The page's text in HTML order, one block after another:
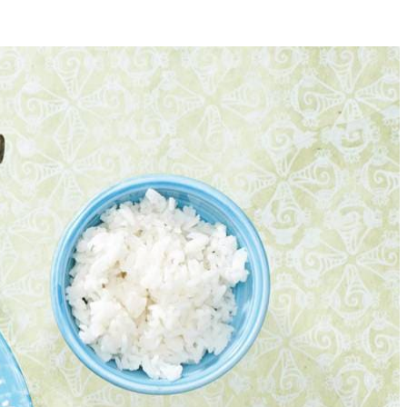
4
knoflook 2 min. Voeg de ui toe en bak 4 min. mee.